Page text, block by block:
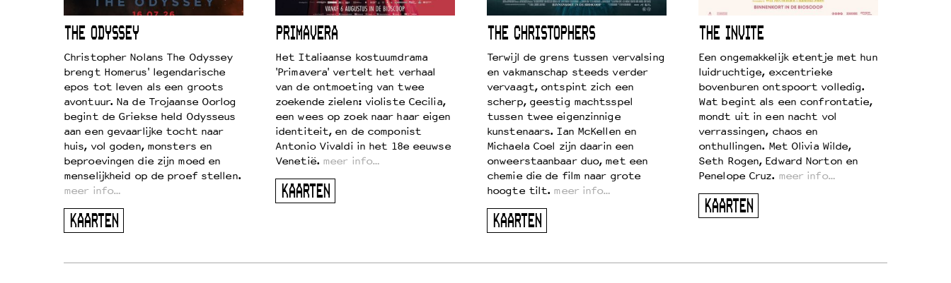
THE ODYSSEY
Christopher Nolans The Odyssey
brengt Homerus' legendarische
epos tot leven als een groots
avontuur. Na de Trojaanse Oorlog
begint de Griekse held Odysseus
aan een gevaarlijke tocht naar
huis, vol goden, monsters en
beproevingen die zijn moed en
menselijkheid op de proef stellen.
meer info…
KAARTEN
PRIMAVERA
Het Italiaanse kostuumdrama
'Primavera' vertelt het verhaal
van de ontmoeting van twee
zoekende zielen: violiste Cecilia,
een wees op zoek naar haar eigen
identiteit, en de componist
Antonio Vivaldi in het 18e eeuwse
Venetië. meer info…
KAARTEN
THE CHRISTOPHERS
Terwijl de grens tussen vervalsing
en vakmanschap steeds verder
vervaagt, ontspint zich een
scherp, geestig machtsspel
tussen twee eigenzinnige
kunstenaars. Ian McKellen en
Michaela Coel zijn daarin een
onweerstaanbaar duo, met een
chemie die de film naar grote
hoogte tilt. meer info…
KAARTEN
THE INVITE
Een ongemakkelijk etentje met hun
luidruchtige, excentrieke
bovenburen ontspoort volledig.
Wat begint als een confrontatie,
mondt uit in een nacht vol
verrassingen, chaos en
onthullingen. Met Olivia Wilde,
Seth Rogen, Edward Norton en
Penelope Cruz. meer info…
KAARTEN